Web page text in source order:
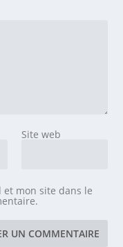
Site web
mon site dans le